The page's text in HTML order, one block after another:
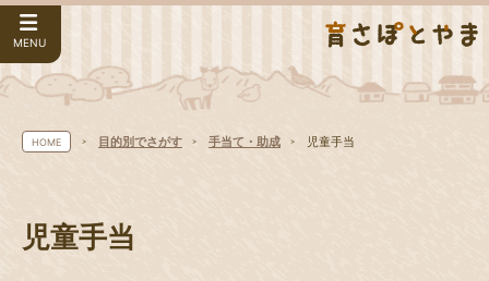
MENU
HOME 目的別でさがす 手当て・助成 児童手当
児童手当